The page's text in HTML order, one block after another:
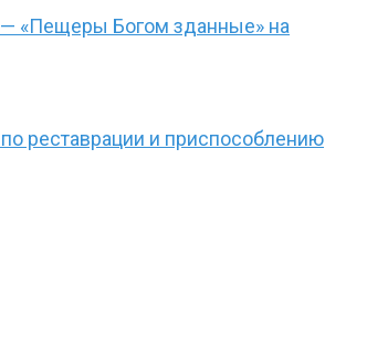
— «Пещеры Богом зданные» на
реставрации и приспособлению